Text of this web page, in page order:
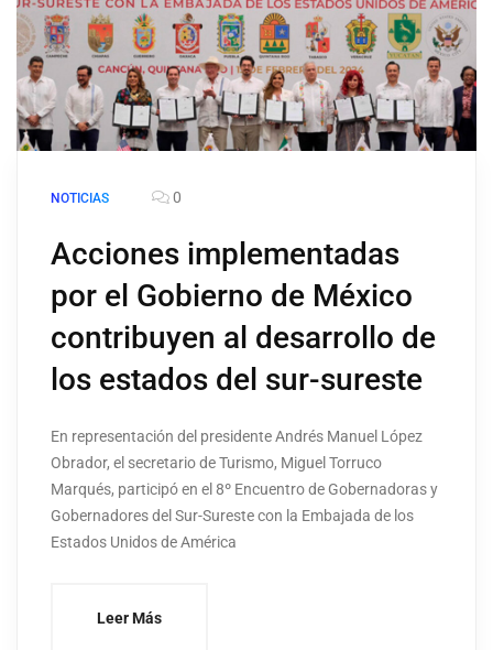
NOTICIAS 0
Acciones implementadas
por el Gobierno de México
contribuyen al desarrollo de
los estados del sur-sureste
En representación del presidente Andrés Manuel López
Obrador, el secretario de Turismo, Miguel Torruco
Marqués, participó en el 8º Encuentro de Gobernadoras y
Gobernadores del Sur-Sureste con la Embajada de los
Estados Unidos de América
Leer Más